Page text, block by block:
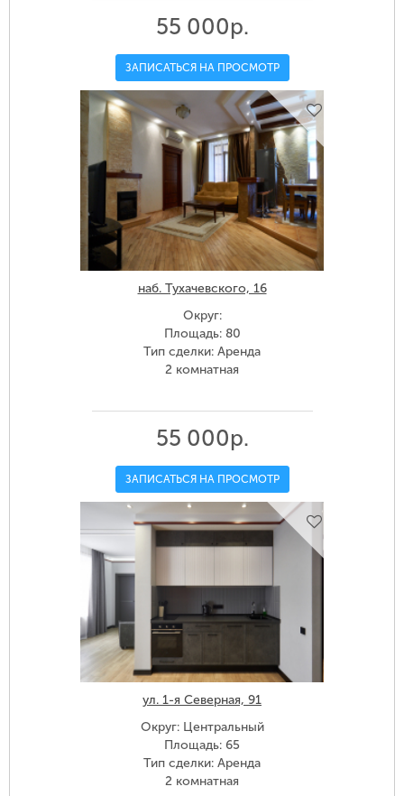
55 000р.
ЗАПИСАТЬСЯ НА ПРОСМОТР
наб. Тухачевского, 16
Округ:
Площадь: 80
Тип сделки: Аренда
2 комнатная
55 000р.
ЗАПИСАТЬСЯ НА ПРОСМОТР
ул. 1-я Северная, 91
Округ: Центральный
Площадь: 65
Тип сделки: Аренда
2 комнатная